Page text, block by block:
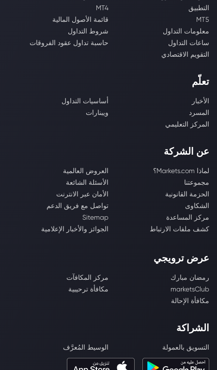
التطبيق
MT4
MT5
قائمة الأصول المالية
معلومات التداول
شروط التداول
ساعات التداول
حاسبة تداول عقود الفروقات
التقويم الاقتصادي
تعلّم
الأخبار
أساسيات التداول
المسرد
ويبنارات
المركز التعليمي
عن الشركة
لماذا Markets.com؟
العروض العالمية
مجموعتنا
الأسئلة الشائعة
الحزمة القانونية
الأمان عبر الانترنت
الشكاوى
تواصل مع فريق الدعم
مركز المساعدة
Sitemap
كشف ملفات الارتباط
الجوائز والأخبار الإعلامية
عرض ترويجي
رمضان مبارك
مركز المكافآت
marketsClub
مكافأة ترحيبية
مكافأة الإحالة
الشراكة
التسويق بالعمولة الوسيط المُعرَّف